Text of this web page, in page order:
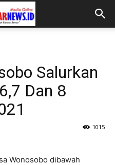
Salurkan
Dan 8
1015
Wonosobo dibawah